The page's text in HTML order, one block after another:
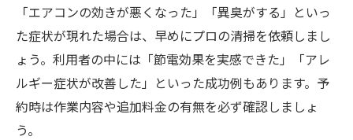
「エアコンの効きが悪くなった」「異臭がする」といっ
た症状が現れた場合は、早めにプロの清掃を依頼しまし
ょう。利用者の中には「節電効果を実感できた」「アレ
ルギー症状が改善した」といった成功例もあります。予
約時は作業内容や追加料金の有無を必ず確認しましょ
う。